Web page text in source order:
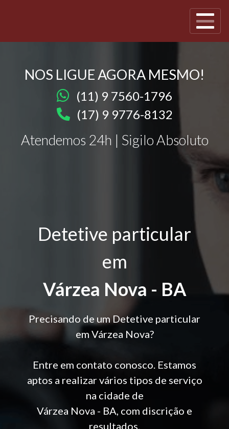
NOS LIGUE AGORA MESMO!
(11) 9 7560-1796
(17) 9 9776-8132
Atendemos 24h | Sigilo Absoluto
Detetive particular
em
Várzea Nova - BA
Precisando de um Detetive particular
em Várzea Nova?
Entre em contato conosco. Estamos
aptos a realizar vários tipos de serviço
na cidade de
Várzea Nova - BA, com discrição e
resultados.